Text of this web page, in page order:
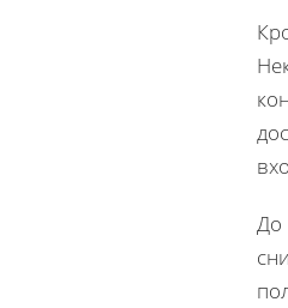
До